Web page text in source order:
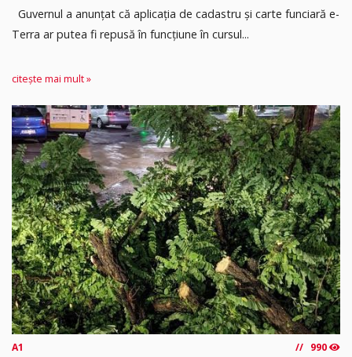
Guvernul a anunțat că aplicația de cadastru și carte funciară e-
Terra ar putea fi repusă în funcțiune în cursul...
citește mai mult »
A1 990